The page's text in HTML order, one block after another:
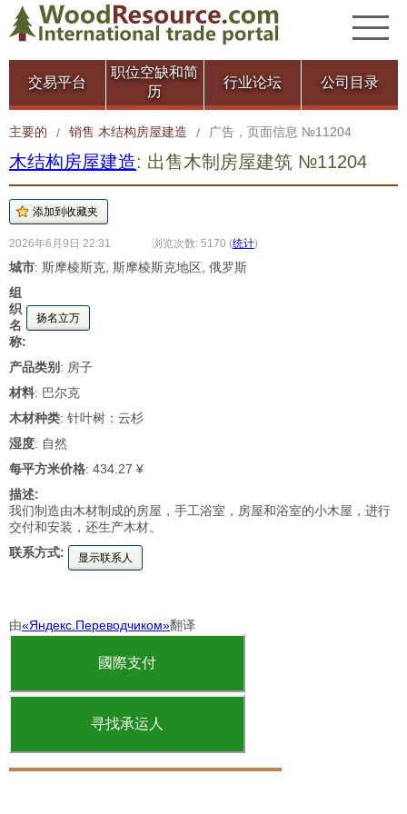
交易平台
职位空缺和简
历
行业论坛 公司目录
主要的 / 销售 木结构房屋建造 / 广告，页面信息 №11204
木结构房屋建造: 出售木制房屋建筑 №11204
2026年6月9日 22:31 浏览次数: 5170 (统计)
城市: 斯摩棱斯克, 斯摩棱斯克地区, 俄罗斯
组
织
名
称:
扬名立万
产品类别 : 房子
材料: 巴尔克
木材种类: 针叶树：云杉
湿度: 自然
每平方米价格: 434.27 ¥
描述:
我们制造由木材制成的房屋，手工浴室，房屋和浴室的小木屋，进行
交付和安装，还生产木材。
联系方式:
显示联系人
由«Яндекс.Переводчиком»翻译
國際支付
寻找承运人